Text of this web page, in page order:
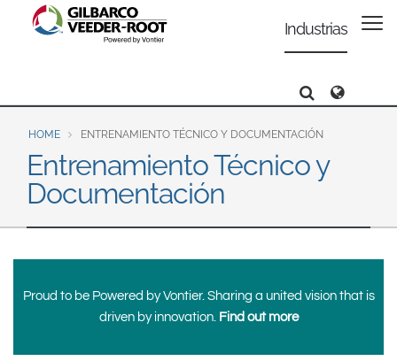
North America
United States
Brazil
Mexico
Europe & CIS
Dansk
Français
Italiano
Magyar
Norsk
Română
Pусский
Suomi
Middle East and Africa
India
Industrias
Search
HOME ENTRENAMIENTO TÉCNICO Y DOCUMENTACIÓN
Entrenamiento Técnico y
Documentación
Proud to be Powered by Vontier. Sharing a united vision that is
driven by innovation. Find out more